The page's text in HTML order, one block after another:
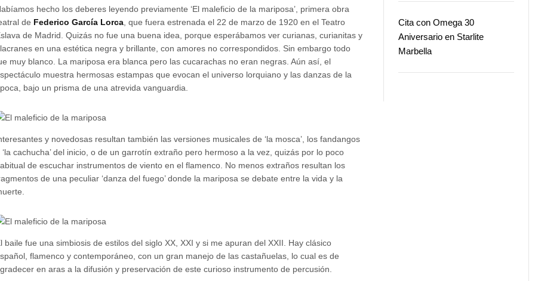
hecho los deberes leyendo previamente ‘El maleficio de la mariposa’, primera obra
de Federico García Lorca , que fuera estrenada el 22 de marzo de 1920 en el Teatro
de Madrid. Quizás no fue una buena idea, porque esperábamos ver curianas, curianitas y
en una estética negra y brillante, con amores no correspondidos. Sin embargo todo
muy blanco. La mariposa era blanca pero las cucarachas no eran negras. Aún así, el
muestra hermosas estampas que evocan el universo lorquiano y las danzas de la
bajo un prisma de una atrevida vanguardia.
y novedosas resultan también las versiones musicales de ‘la mosca’, los fandangos
‘la cachucha’ del inicio, o de un garrotín extraño pero hermoso a la vez, quizás por lo poco
de escuchar instrumentos de viento en el flamenco. No menos extraños resultan los
de una peculiar ‘danza del fuego’ donde la mariposa se debate entre la vida y la
baile fue una simbiosis de estilos del siglo XX, XXI y si me apuran del XXII. Hay clásico
flamenco y contemporáneo, con un gran manejo de las castañuelas, lo cual es de
en aras a la difusión y preservación de este curioso instrumento de percusión.
Cita con Omega 30
Aniversario en Starlite
Marbella